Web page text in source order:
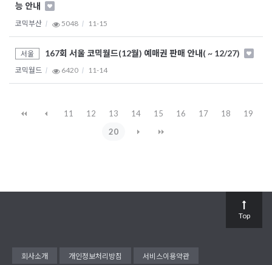
능 안내
코믹부산 5048 11-15
서울 167회 서울 코믹월드(12월) 예매권 판매 안내( ~ 12/27)
코믹월드 6420 11-14
11 12 13 14 15 16 17 18
19
20
회사소개 개인정보처리방침 서비스이용약관
Top